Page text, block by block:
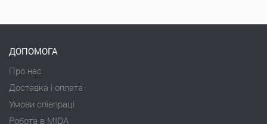
ДОПОМОГА
Про нас
Доставка і оплата
Умови співпраці
Робота в MIDA